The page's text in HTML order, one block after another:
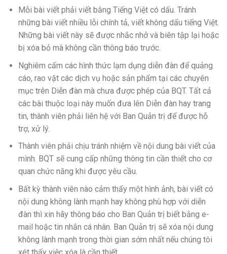
Mỗi bài viết phải viết bằng Tiếng Việt có dấu. Tránh
những bài viết nhiều lỗi chính tả, viết không dấu tiếng Việt.
Những bài viết này sẽ được nhắc nhở và biên tập lại hoặc
bị xóa bỏ mà không cần thông báo trước.
Nghiêm cấm các hình thức lạm dụng diễn đàn để quảng
cáo, rao vặt các dịch vụ hoặc sản phẩm tại các chuyên
mục trên Diễn đàn mà chưa được phép của BQT. Tất cả
các bài thuộc loại này muốn đưa lên Diễn đàn hay trang
tin, thành viên phải liên hệ với Ban Quản trị để được hỗ
trợ, xử lý.
Thành viên phải chịu tránh nhiệm về nội dung bài viết của
mình. BQT sẽ cung cấp những thông tin cần thiết cho cơ
quan chức năng khi được yêu cầu.
Bất kỳ thành viên nào cảm thấy một hình ảnh, bài viết có
nội dung không lành mạnh hay không phù hợp với diễn
đàn thì xin hãy thông báo cho Ban Quản trị biết bằng e-
mail hoặc tin nhắn cá nhân. Ban Quản trị sẽ xóa nội dung
không lành mạnh trong thời gian sớm nhất nếu chúng tôi